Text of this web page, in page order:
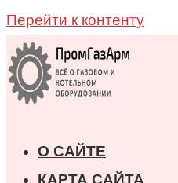
Перейти к контенту
О САЙТЕ
КАРТА САЙТА